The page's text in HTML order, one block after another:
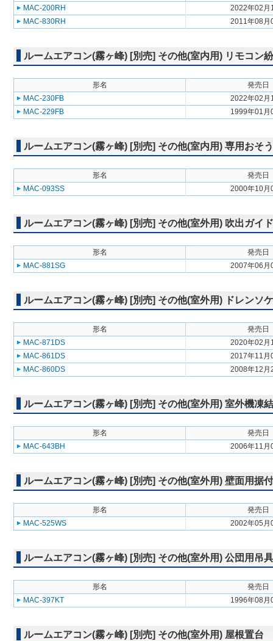
MAC-200RH
2022年02月
MAC-830RH
2011年08月
ルームエアコン(霧ヶ峰) [別売] その他(室内用) リモコン
形名
発売日
MAC-230FB
2022年02月
MAC-229FB
1999年01月
ルームエアコン(霧ヶ峰) [別売] その他(室内用) 専用おそ
形名
発売日
MAC-093SS
2000年10月
ルームエアコン(霧ヶ峰) [別売] その他(室外用) 吹出ガイド
形名
発売日
MAC-881SG
2007年06月
ルームエアコン(霧ヶ峰) [別売] その他(室外用) ドレンソ
形名
発売日
MAC-871DS
2020年02月
MAC-861DS
2017年11月
MAC-860DS
2008年12月
ルームエアコン(霧ヶ峰) [別売] その他(室外用) 室外機凍
形名
発売日
MAC-643BH
2006年11月
ルームエアコン(霧ヶ峰) [別売] その他(室外用) 壁面用据
形名
発売日
MAC-525WS
2002年05月
ルームエアコン(霧ヶ峰) [別売] その他(室外用) 公団用吊具
形名
発売日
MAC-397KT
1996年08月
ルームエアコン(霧ヶ峰) [別売] その他(室外用) 屋根置台